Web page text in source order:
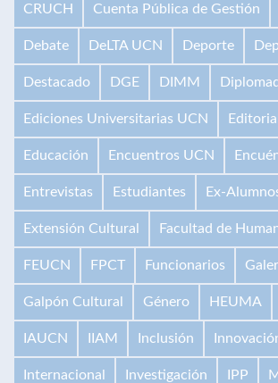
CRUCH Cuenta Pública de Gestión
Debate DeLTA UCN Deporte
Destacado DGE DIMM
Ediciones Universitarias UCN
Educación Encuentros UCN
Entrevistas Estudiantes Ex-
Extensión Cultural Facultad de
FEUCN FPCT Funcionarios
Galpón Cultural Género HEUMA
IAUCN IIAM Inclusión
Internacional Investigación IPP